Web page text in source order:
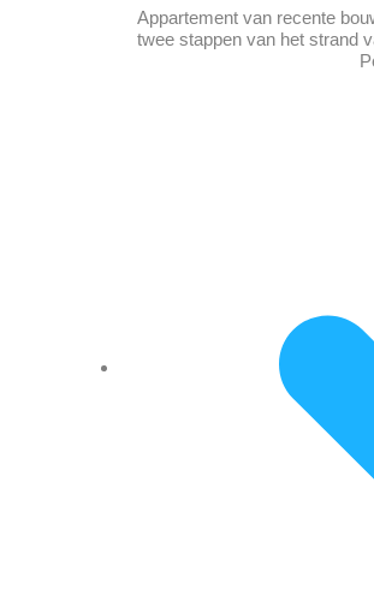
Appartement van recente
twee stappen van het strand